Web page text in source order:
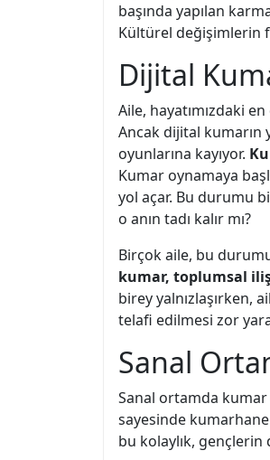
başında yapılan
Kültürel değişimlerin
Dijital
Aile, hayatımızdaki
Ancak dijital kumarın
oyunlarına kayıyor.
Kumar oynamaya
yol açar. Bu durumu
o anın tadı kalır mı?
Birçok aile, bu
kumar, toplumsal
birey yalnızlaşırken,
telafi edilmesi zor
Sanal
Sanal ortamda
sayesinde
bu kolaylık,